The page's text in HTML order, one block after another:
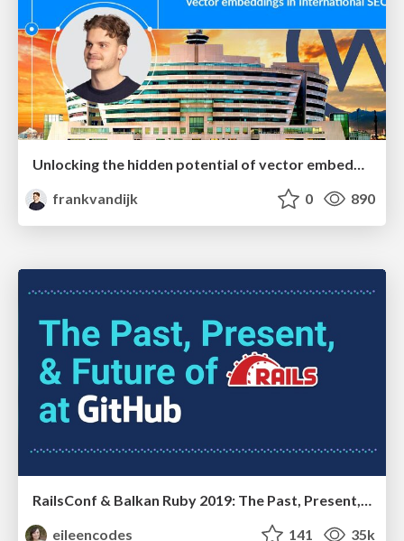
frankvandijk
0 890
RailsConf & Balkan Ruby 2019: The Past, Present, and Future of Rails at GitHub
eileencodes
141 35k